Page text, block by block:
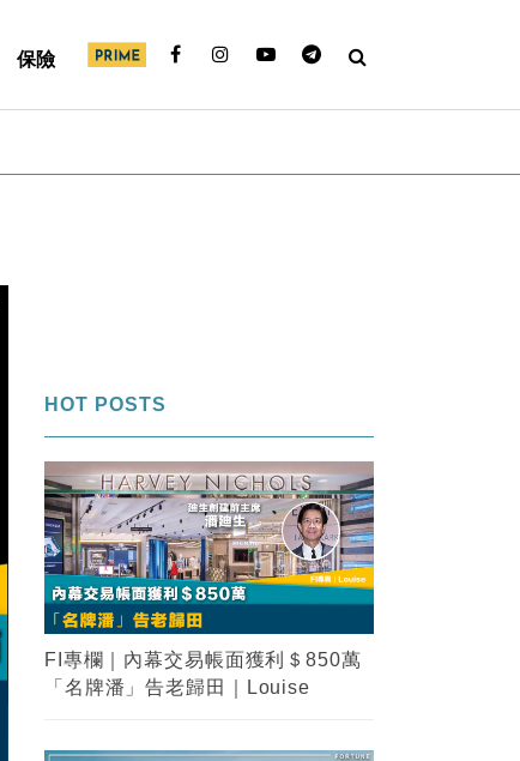
保險
HOT POSTS
FI專欄｜內幕交易帳面獲利＄850萬
「名牌潘」告老歸田｜Louise